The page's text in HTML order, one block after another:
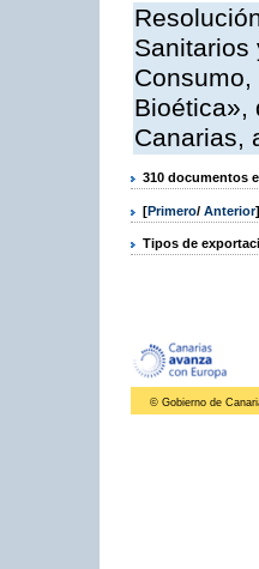
Sanitarios
Bioética»,
Canarias,
310 documentos
[Primero/ Anterior]
Tipos de
© Gobierno de